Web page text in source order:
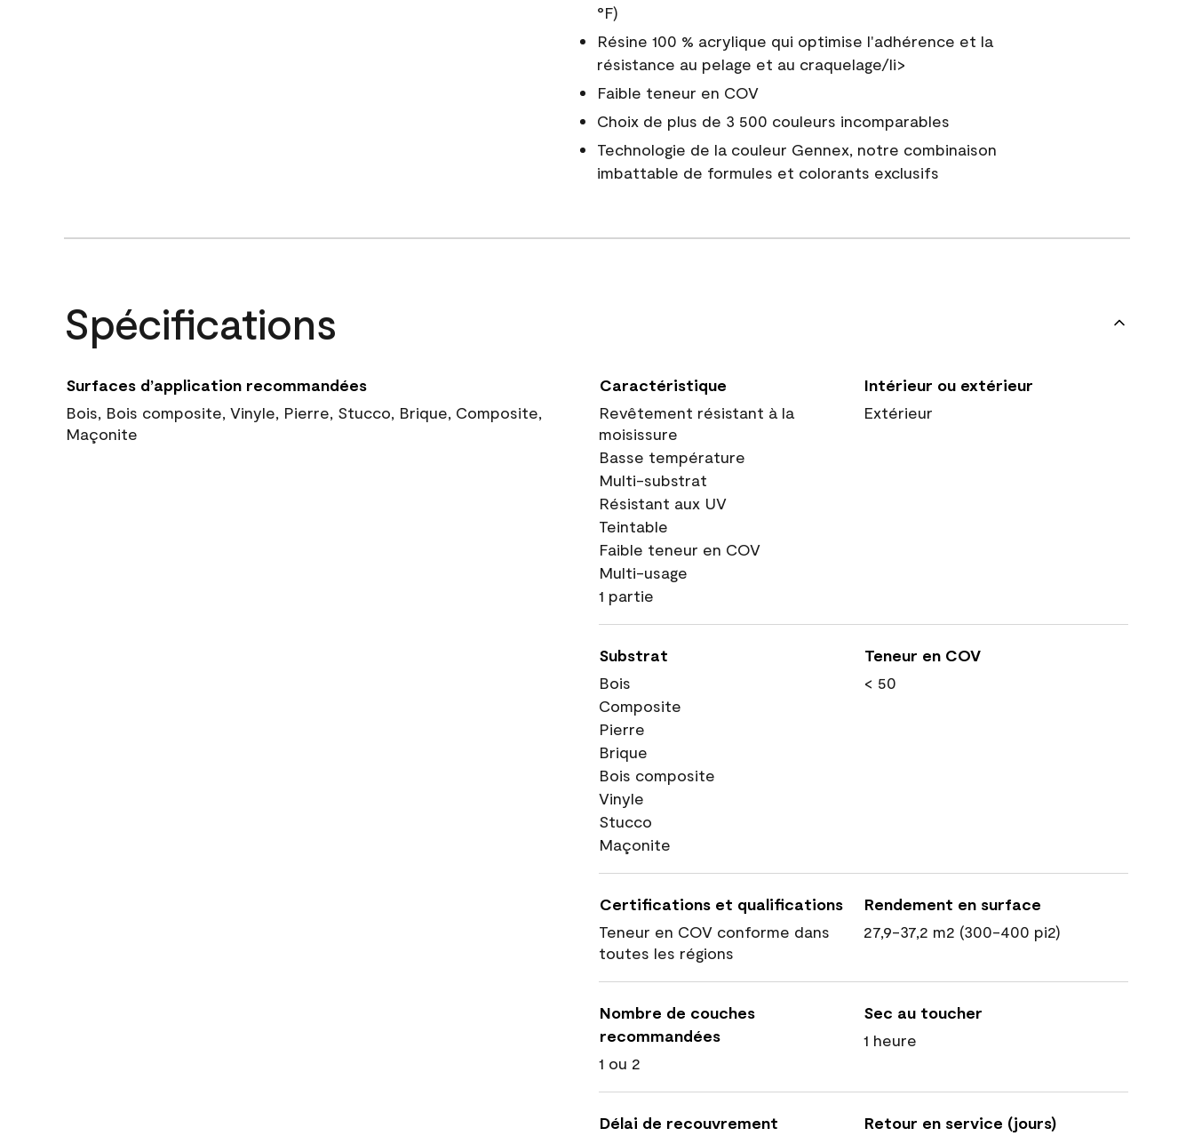
°F)
Résine 100 % acrylique qui optimise l'adhérence et la
résistance au pelage et au craquelage/li>
Faible teneur en COV
Choix de plus de 3 500 couleurs incomparables
Technologie de la couleur Gennex, notre combinaison
imbattable de formules et colorants exclusifs
Spécifications
Surfaces d’application recommandées
Bois, Bois composite, Vinyle, Pierre, Stucco, Brique, Composite,
Maçonite
Caractéristique
Revêtement résistant à la
moisissure
Basse température
Multi-substrat
Résistant aux UV
Teintable
Faible teneur en COV
Multi-usage
1 partie
Intérieur ou extérieur
Extérieur
Substrat
Bois
Composite
Pierre
Brique
Bois composite
Vinyle
Stucco
Maçonite
Teneur en COV
< 50
Certifications et qualifications
Teneur en COV conforme dans
toutes les régions
Rendement en surface
27,9-37,2 m2 (300-400 pi2)
Nombre de couches
recommandées
1 ou 2
Sec au toucher
1 heure
Délai de recouvrement
Retour en service (jours)